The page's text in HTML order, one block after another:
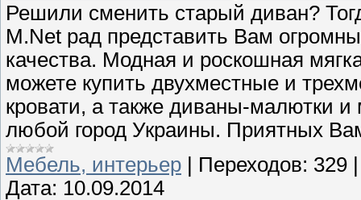
Решили сменить старый диван?
M.Net рад представить Вам
качества. Модная и роскошная
можете купить двухместные и
кровати, а также диваны-малютки и
любой город Украины. Приятных
Мебель, интерьер
Переходов: 329
Дата: 10.09.2014